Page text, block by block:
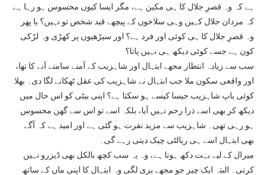
ہے کہ وہ قصرِ جلال کا ہی مکین ہے، مگر ایسا کیوں محسوس ہو رہا ہے
کہ مردان جلال کہیں وہی سلاخوں کے پیچھے قید شخص تو نہیں؟ یا پھر
وہ قصرِ جلال کا ہی کوئی اور فرد ہے؟ اور سیڑھیوں پر کھڑی وہ لڑکی
کون ہے جسے کوئی دیکھ ہی نہیں پاتا؟
سب سے زیادہ انتظار مجھے ابتہال اور شاہزیب کے آمنے سامنے آنے کا تھا،
اور واقعی سکون ملا جب ابتہال نے شاہزیب کی عقل ٹھکانے لگا دی۔ بھلا
کوئی باپ شاہزیب جیسا کیسے ہو سکتا ہے؟ اپنی بیٹی کو اس حال میں
دیکھ کر بھی اسے ذرا رحم نہیں آیا، بلکہ اسے تو اس سے گھن محسوس
ہو رہی تھی۔ شاہزیب سے مزید نفرت ہو گئی ہے اور امید ہے کہ آگے
بھی ابتہال اسے ہی ریالٹی چیک دیتی رہے گی۔
میرال کے لیے بہت دکھ ہوتا ہے، وہ یہ سب کچھ بالکل بھی ڈیزرو نہیں
کرتی۔ البتہ ایک چیز جو مجھے بری لگی وہ ابتہال کا اپنی ماں کے ساتھ